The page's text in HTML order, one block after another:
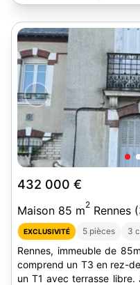
432 000 €
Maison 85 m2 Rennes
EXCLUSIVITÉ 5 pièces 3
Rennes, immeuble de
comprend un T3 en rez-
un T1 avec terrasse